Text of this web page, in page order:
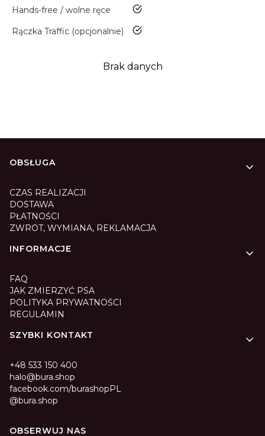
Hands-free / wolne ręce
tak
Rączka Traffic (opcjonalnie) tak
Brak danych
Linki w stopce
OBSŁUGA
CZAS REALIZACJI
DOSTAWA
PŁATNOŚCI
ZWROT, WYMIANA, REKLAMACJA
INFORMACJE
FAQ
JAK ZMIERZYĆ PSA
POLITYKA PRYWATNOŚCI
REGULAMIN
SZYBKI KONTAKT
+48 533 150 400
halo@bura.shop
facebook.com/burashopPL
@bura.shop
OBSERWUJ NAS